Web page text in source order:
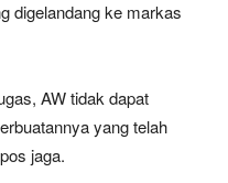
digelandang ke markas
AW tidak dapat
yang telah
jaga.